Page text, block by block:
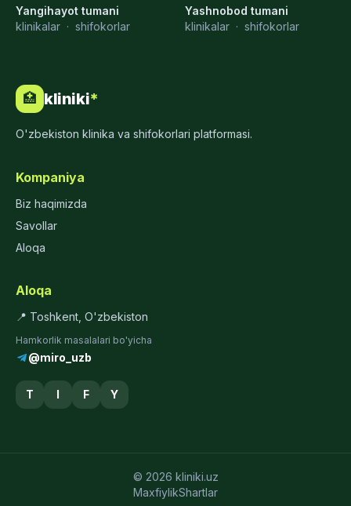
Yangihayot tumani
klinikalar · shifokorlar
Yashnobod tumani
klinikalar · shifokorlar
🏥 kliniki*
O'zbekiston klinika va shifokorlari platformasi.
Kompaniya
Biz haqimizda
Savollar
Aloqa
Aloqa
📍 Toshkent, O'zbekiston
Hamkorlik masalalari bo'yicha
@miro_uzb
T I F Y
© 2026 kliniki.uz
MaxfiylikShartlar